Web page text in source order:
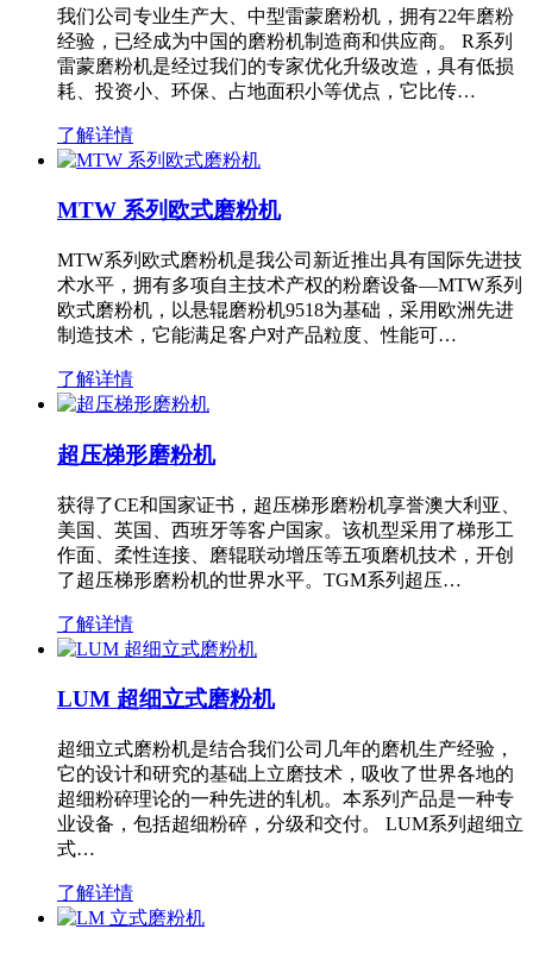
我们公司专业生产大、中型雷蒙磨粉机，拥有22年磨粉
经验，已经成为中国的磨粉机制造商和供应商。 R系列
雷蒙磨粉机是经过我们的专家优化升级改造，具有低损
耗、投资小、环保、占地面积小等优点，它比传…
了解详情
MTW 系列欧式磨粉机
MTW系列欧式磨粉机是我公司新近推出具有国际先进技
术水平，拥有多项自主技术产权的粉磨设备—MTW系列
欧式磨粉机，以悬辊磨粉机9518为基础，采用欧洲先进
制造技术，它能满足客户对产品粒度、性能可…
了解详情
超压梯形磨粉机
获得了CE和国家证书，超压梯形磨粉机享誉澳大利亚、
美国、英国、西班牙等客户国家。该机型采用了梯形工
作面、柔性连接、磨辊联动增压等五项磨机技术，开创
了超压梯形磨粉机的世界水平。TGM系列超压…
了解详情
LUM 超细立式磨粉机
超细立式磨粉机是结合我们公司几年的磨机生产经验，
它的设计和研究的基础上立磨技术，吸收了世界各地的
超细粉碎理论的一种先进的轧机。本系列产品是一种专
业设备，包括超细粉碎，分级和交付。 LUM系列超细立
式…
了解详情